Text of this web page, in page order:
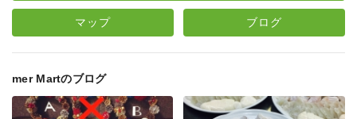
マップ ブログ
mer Martのブログ